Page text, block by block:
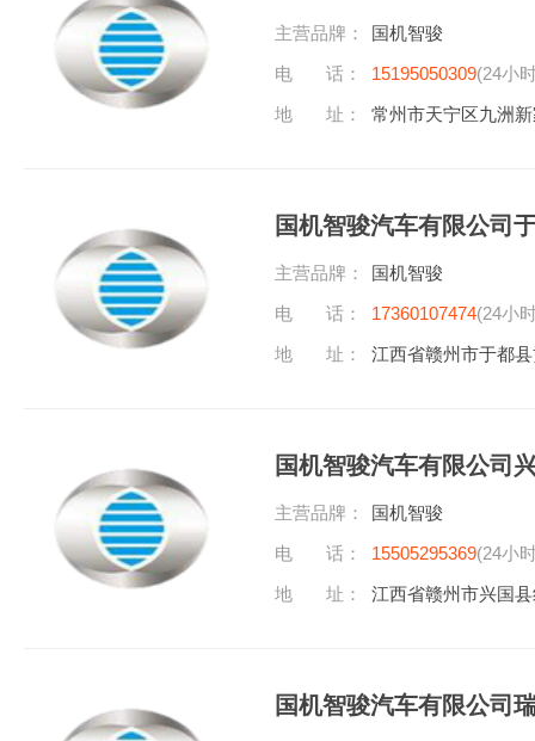
主营品牌：
国机智骏
电 话：
15195050309(24小
地 址：
常州市天宁区九洲
国机智骏汽车有限公司
主营品牌：
国机智骏
电 话：
17360107474(24小
地 址：
江西省赣州市于都
国机智骏汽车有限公司
主营品牌：
国机智骏
电 话：
15505295369(24小
地 址：
江西省赣州市兴国
国机智骏汽车有限公司